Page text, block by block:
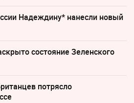
Надеждину* нанесли новый
состояние Зеленского
потрясло